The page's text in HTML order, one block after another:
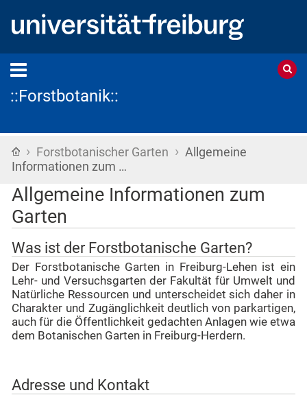
::Forstbotanik::
Startseite
› Forstbotanischer Garten › Allgemeine
Informationen zum …
Allgemeine Informationen zum
Garten
Was ist der Forstbotanische Garten?
Der Forstbotanische Garten in Freiburg-Lehen ist ein
Lehr- und Versuchsgarten der Fakultät für Umwelt und
Natürliche Ressourcen und unterscheidet sich daher in
Charakter und Zugänglichkeit deutlich von parkartigen,
auch für die Öffentlichkeit gedachten Anlagen wie etwa
dem Botanischen Garten in Freiburg-Herdern.
Adresse und Kontakt